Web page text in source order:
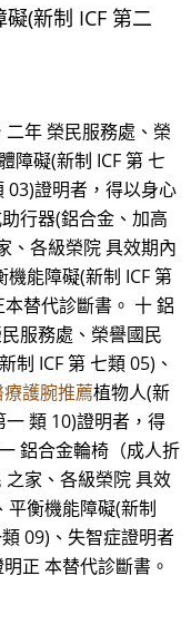
(新制 ICF 第二
年 榮民服務處、榮
障礙(新制 ICF 第 七
03)證明者，得以身心
行器(鋁合金、加高
、各級榮院 具效期內
機能障礙(新制 ICF 第
替代診斷書。 十 鋁
服務處、榮譽國民
制 ICF 第 七類 05)、
療護腕推薦植物人(新
一 類 10)證明者，得
鋁合金輪椅（成人折
家、各級榮院 具效
平衡機能障礙(新制
09)、失智症證明者
正 本替代診斷書。